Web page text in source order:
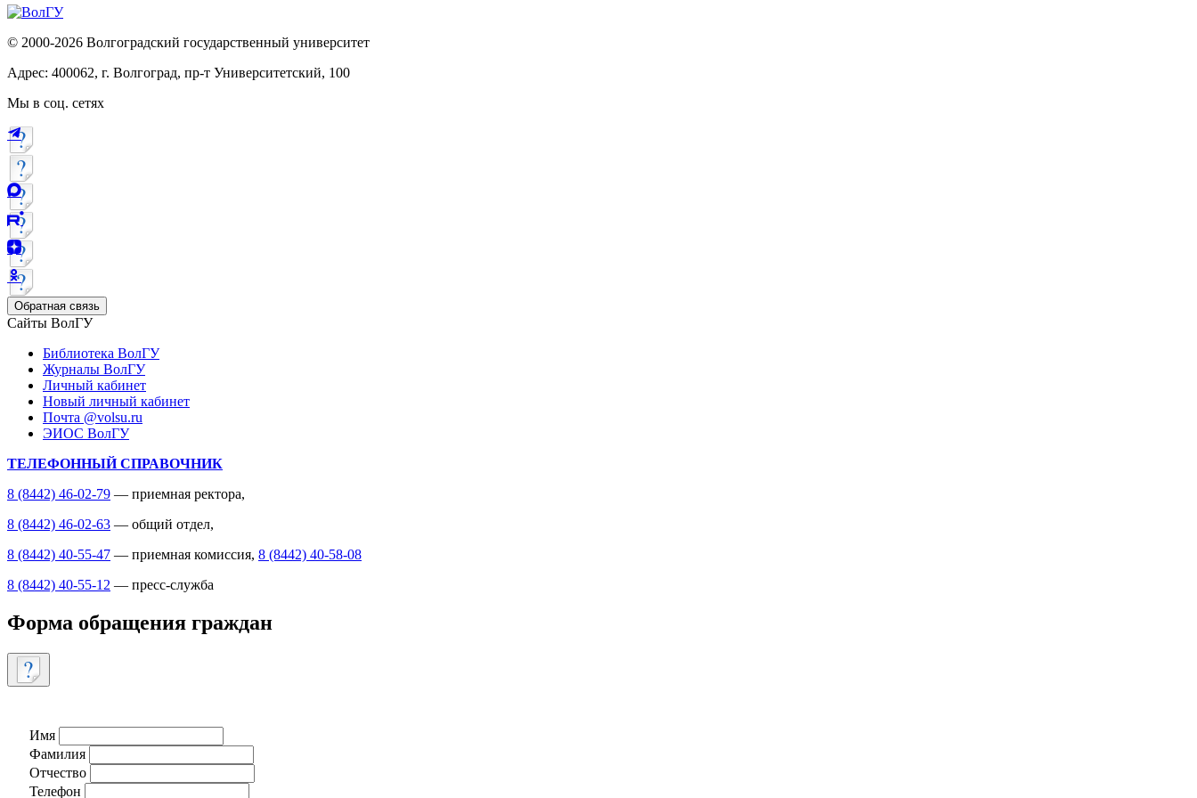
© 2000-2026 Волгоградский государственный университет
Адрес: 400062, г. Волгоград, пр-т Университетский, 100
Мы в соц. сетях
Обратная связь
Сайты ВолГУ
Библиотека ВолГУ
Журналы ВолГУ
Личный кабинет
Новый личный кабинет
Почта @volsu.ru
ЭИОС ВолГУ
ТЕЛЕФОННЫЙ СПРАВОЧНИК
8 (8442) 46-02-79 — приемная ректора,
8 (8442) 46-02-63 — общий отдел,
8 (8442) 40-55-47 — приемная комиссия, 8 (8442) 40-58-08
8 (8442) 40-55-12 — пресс-служба
Форма обращения граждан
Имя
Фамилия
Отчество
Телефон